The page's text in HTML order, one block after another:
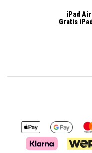
iPad
Gratis